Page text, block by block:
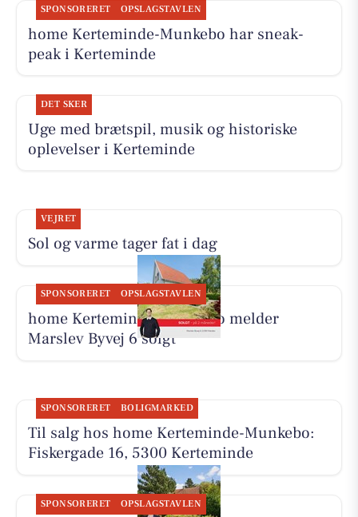
SPONSORERET OPSLAGSTAVLEN
home Kerteminde-Munkebo har sneak-
peak i Kerteminde
DET SKER
Uge med brætspil, musik og historiske
oplevelser i Kerteminde
VEJRET
Sol og varme tager fat i dag
SPONSORERET OPSLAGSTAVLEN
home Kerteminde-Munkebo melder
Marslev Byvej 6 solgt
SPONSORERET BOLIGMARKED
Til salg hos home Kerteminde-Munkebo:
Fiskergade 16, 5300 Kerteminde
SPONSORERET OPSLAGSTAVLEN